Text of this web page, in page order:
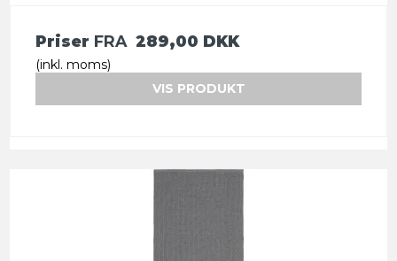
Priser FRA 289,00 DKK
(inkl. moms)
VIS PRODUKT